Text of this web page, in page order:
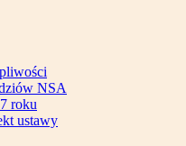
NSA
roku
ustawy